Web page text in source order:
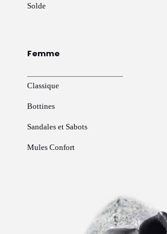
Solde
Femme
Classique
Bottines
Sandales et Sabots
Mules Confort